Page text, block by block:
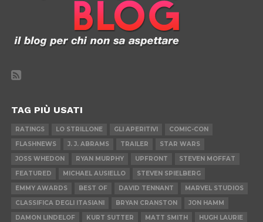
TAG PIÙ USATI
RATINGS LO STRILLONE GLI APERITIVI
COMIC-CON
FLASHNEWS
J. J. ABRAMS TRAILER
STAR WARS
JOSS WHEDON
RYAN MURPHY UPFRONT
STEVEN MOFFAT
FEATURED
MICHAEL AUSIELLO
STEVEN SPIELBERG
EMMY AWARDS
BEST OF DAVID TENNANT
MARVEL STUDIOS
CLASSIFICA DEGLI ITASIANI
BRYAN CRANSTON
JON HAMM
DAMON LINDELOF
KURT SUTTER MATT SMITH
HUGH LAURIE